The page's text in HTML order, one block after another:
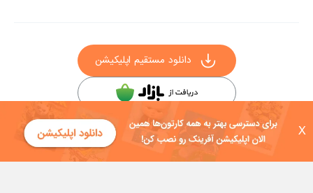
X
دانلود مستقیم اپلیکیشن
سایر راه‌های دانلود آفرینک